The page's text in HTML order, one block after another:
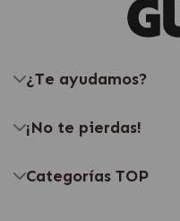
¿Te ayudamos?
¡No te pierdas!
Categorías TOP